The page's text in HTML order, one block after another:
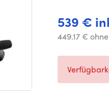
539 €
449.17 €